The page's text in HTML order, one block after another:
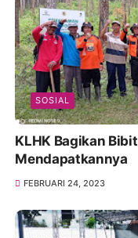
SOSIAL
KLHK Bagikan
Mendapatkannya
FEBRUARI 24, 2023